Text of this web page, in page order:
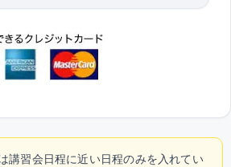
講習会日程に近い日程のみを入れてい